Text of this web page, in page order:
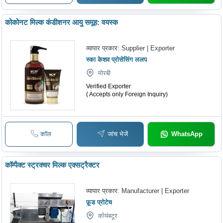
कोकोनट मिल्क कंडीशनर आयु समूह: वयस्क
व्यापार प्रकार:Supplier | Exporter
स्का केशव प्रोसेसिंग ललप
मोरबी
Verified Exporter
( Accepts only Foreign Inquiry)
कॉल जांच भेजें WhatsApp
कॉम्पैक्ट स्ट्रक्चर मिल्क एक्सट्रैक्टर
व्यापार प्रकार: Manufacturer | Exporter
फ़ूड प्रोटेच
कोयंबटूर